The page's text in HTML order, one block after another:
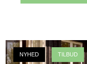
NYHED TILBUD